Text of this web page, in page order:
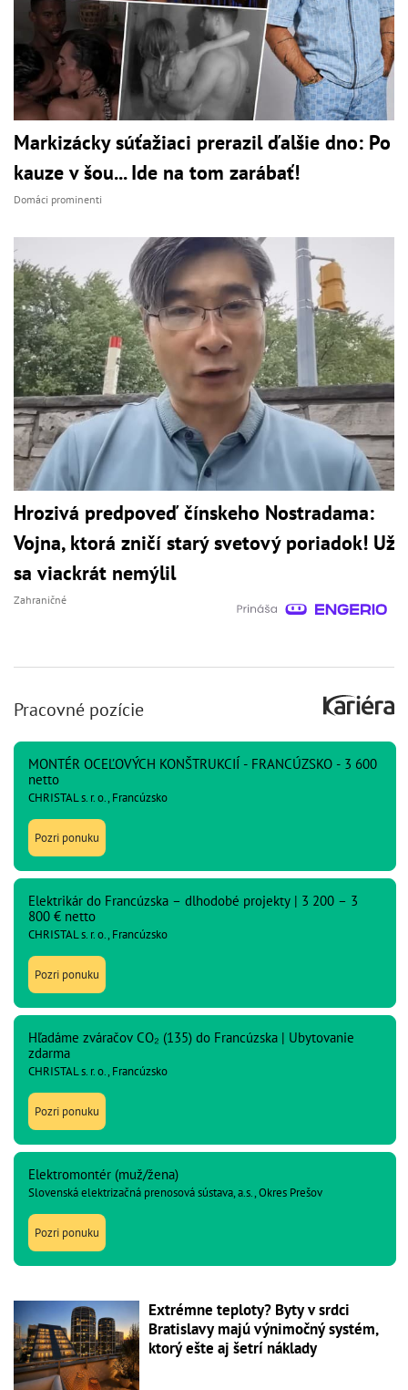
Markizácky súťažiaci prerazil ďalšie dno: Po
kauze v šou... Ide na tom zarábať!
Domáci prominenti
Hrozivá predpoveď čínskeho Nostradama:
Vojna, ktorá zničí starý svetový poriadok! Už
sa viackrát nemýlil
Zahraničné
Pracovné pozície
MONTÉR OCEĽOVÝCH KONŠTRUKCIÍ - FRANCÚZSKO - 3 600
netto
CHRISTAL s. r. o., Francúzsko
Pozri ponuku
Elektrikár do Francúzska – dlhodobé projekty | 3 200 – 3
800 € netto
CHRISTAL s. r. o., Francúzsko
Pozri ponuku
Hľadáme zváračov CO₂ (135) do Francúzska | Ubytovanie
zdarma
CHRISTAL s. r. o., Francúzsko
Pozri ponuku
Elektromontér (muž/žena)
Slovenská elektrizačná prenosová sústava, a.s., Okres Prešov
Pozri ponuku
Extrémne teploty? Byty v srdci
Bratislavy majú výnimočný systém,
ktorý ešte aj šetrí náklady